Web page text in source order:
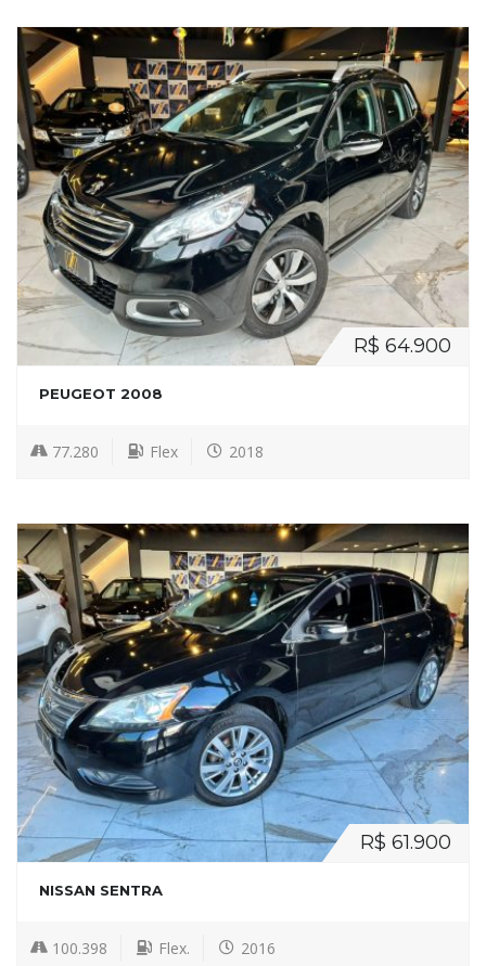
R$ 64.900
PEUGEOT 2008
77.280 Flex 2018
R$ 61.900
NISSAN SENTRA
100.398 Flex. 2016